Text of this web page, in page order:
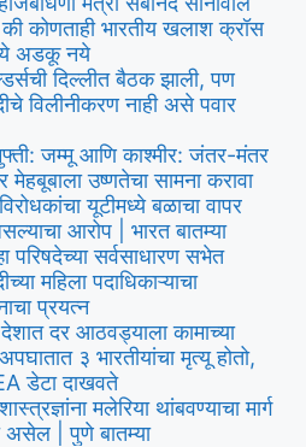
कोणताही भारतीय खलाश क्रॉस
अडकू नये
दिल्लीत बैठक झाली, पण
विलीनीकरण नाही असे पवार
जम्मू आणि काश्मीर: जंतर-मंतर
मेहबूबाला उष्णतेचा सामना करावा
यूटीमध्ये बळाचा वापर
आरोप | भारत बातम्या
परिषदेच्या सर्वसाधारण सभेत
महिला पदाधिकाऱ्याचा
प्रयत्न
दर आठवड्याला कामाच्या
३ भारतीयांचा मृत्यू होतो,
डेटा दाखवते
मलेरिया थांबवण्याचा मार्ग
असेल | पुणे बातम्या